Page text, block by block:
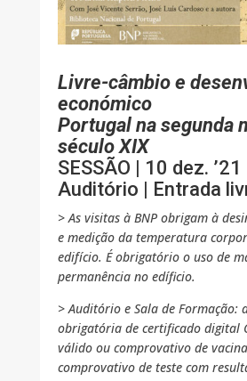
Livre-câmbio e
económico
Portugal na segunda
século XIX
SESSÃO | 10 dez. ’21
Auditório | Entrada
> As visitas à BNP obrigam à
e medição da temperatura
edifício. É obrigatório o uso de
permanência no edíficio.
> Auditório e Sala de Formação:
obrigatória de certificado digital
válido ou comprovativo de
comprovativo de teste com